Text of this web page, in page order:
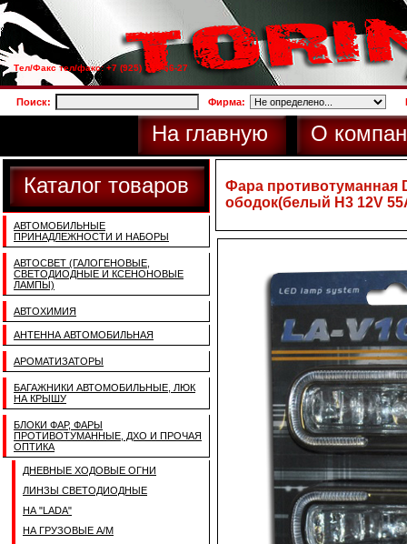
Тел/Факс тел/факс: +7 (925) 733-66-27
Поиск: Фирма:
На главную О
Каталог товаров
АВТОМОБИЛЬНЫЕ
ПРИНАДЛЕЖНОСТИ И НАБОРЫ
АВТОСВЕТ (ГАЛОГЕНОВЫЕ,
СВЕТОДИОДНЫЕ И КСЕНОНОВЫЕ
ЛАМПЫ)
АВТОХИМИЯ
АНТЕННА АВТОМОБИЛЬНАЯ
АРОМАТИЗАТОРЫ
БАГАЖНИКИ АВТОМОБИЛЬНЫЕ, ЛЮК
НА КРЫШУ
БЛОКИ ФАР, ФАРЫ
ПРОТИВОТУМАННЫЕ, ДХО И ПРОЧАЯ
ОПТИКА
ДНЕВНЫЕ ХОДОВЫЕ ОГНИ
ЛИНЗЫ СВЕТОДИОДНЫЕ
НА "LADA"
НА ГРУЗОВЫЕ А/М
Фара противотуманная
ободок(белый H3 12V